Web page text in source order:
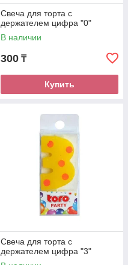
Свеча для торта с
держателем цифра "0"
В наличии
300 ₸
Купить
Свеча для торта с
держателем цифра "3"